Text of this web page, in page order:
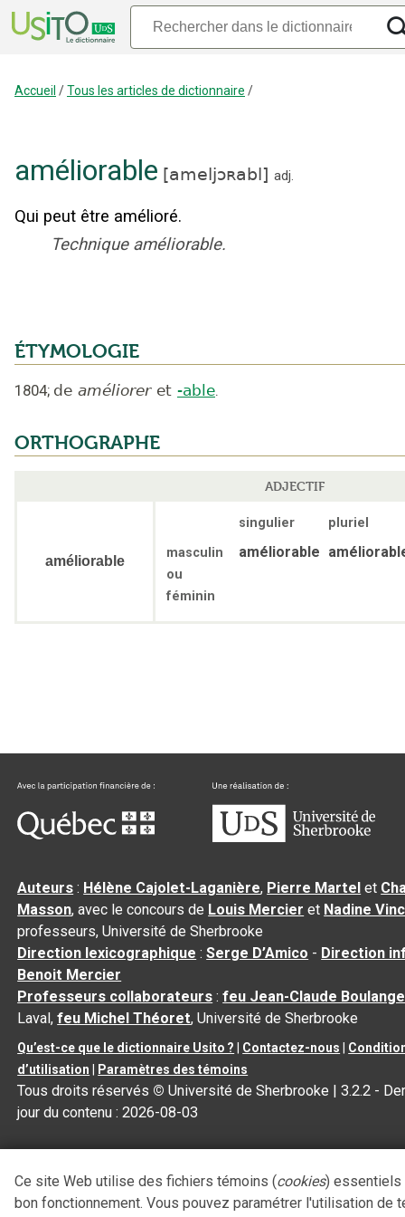
Accueil /Tous les articles de dictionnaire /
améliorable [ameljɔʀabl ] adj.
Qui peut être amélioré.
Technique améliorable.
ÉTYMOLOGIE
1804; de améliorer et -able.
ORTHOGRAPHE
ADJECTIF
améliorable
singulier
pluriel
masculin
ou
féminin
améliorable
Auteurs : Hélène Cajolet-Laganière, Pierre Martel et
Masson, avec le concours de Louis Mercier et Nadine
professeurs, Université de Sherbrooke
Direction lexicographique :Serge D’Amico - Direction
Benoit Mercier
Professeurs collaborateurs :feu Jean-Claude
Laval,feu Michel Théoret, Université de Sherbrooke
Qu’est-ce que le dictionnaire Usito ? | Contactez-nous |
d’utilisation | Paramètres des témoins
Tous droits réservés © Université de Sherbrooke |3.2.2 -
jour du contenu :2026-08-03
Ce site Web utilise des fichiers témoins (cookies) essentiels
bon fonctionnement. Vous pouvez paramétrer l'utilisation de